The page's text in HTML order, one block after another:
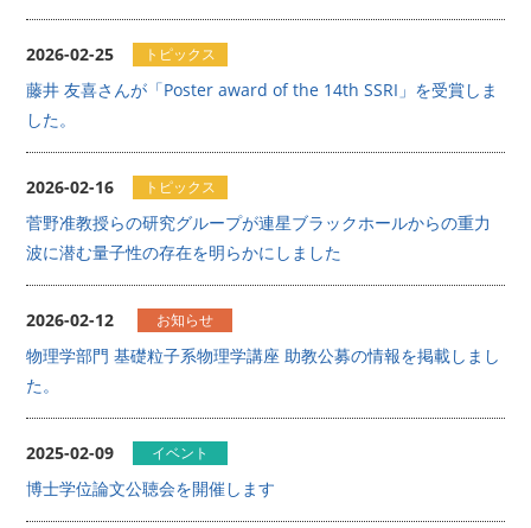
2026-02-25 トピックス
藤井 友喜さんが「Poster award of the 14th SSRI」を受賞しま
した。
2026-02-16 トピックス
菅野准教授らの研究グループが連星ブラックホールからの重力
波に潜む量子性の存在を明らかにしました
2026-02-12 お知らせ
物理学部門 基礎粒子系物理学講座 助教公募の情報を掲載しまし
た。
2025-02-09 イベント
博士学位論文公聴会を開催します